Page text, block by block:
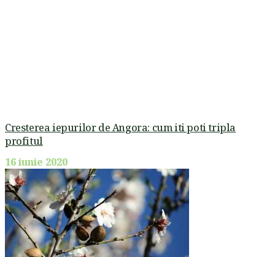
Cresterea iepurilor de Angora: cum iti poti tripla
profitul
16 iunie 2020